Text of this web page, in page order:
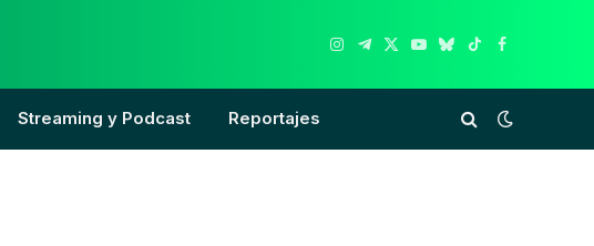
Instagram
Telegram
X
YouTube
Bluesky
TikTokFacebook
Streaming y Podcast Reportajes